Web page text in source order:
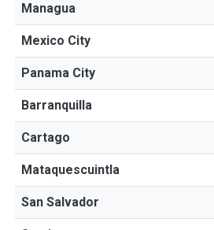
Managua
Mexico City
Panama City
Barranquilla
Cartago
Mataquescuintla
San Salvador